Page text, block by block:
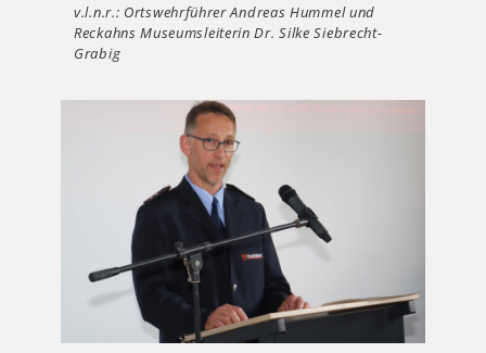
v.l.n.r.: Ortswehrführer Andreas Hummel und
Reckahns Museumsleiterin Dr. Silke Siebrecht-
Grabig